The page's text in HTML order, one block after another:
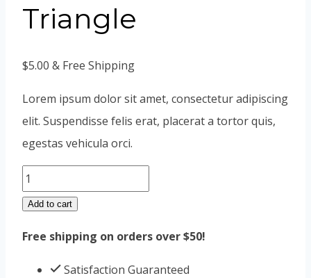
Triangle
$5.00 & Free Shipping
Lorem ipsum dolor sit amet, consectetur adipiscing
elit. Suspendisse felis erat, placerat a tortor quis,
egestas vehicula orci.
Triangle
quantity
Add to cart
Free shipping on orders over $50!
Satisfaction Guaranteed